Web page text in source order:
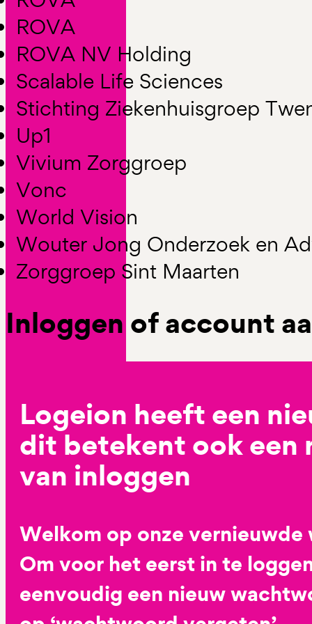
ROVA
ROVA NV Holding
Scalable Life Sciences
Stichting Ziekenhuisgroep
Up1
Vivium Zorggroep
Vonc
World Vision
Wouter Jong Onderzoek en
Zorggroep Sint Maarten
Inloggen of account
Logeion heeft een
dit betekent ook een
van inloggen
Welkom op onze vernieuwde
Om voor het eerst in te
eenvoudig een nieuw